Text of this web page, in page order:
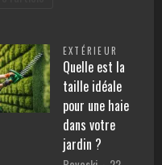
EXTÉRIEUR
Quelle est la
taille idéale
pour une haie
dans votre
jardin ?